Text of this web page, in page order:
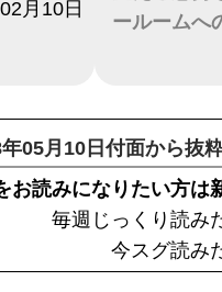
月10日
ールームへ
05月10日付面から抜
お読みになりたい方は
毎週じっくり読み
今スグ読み